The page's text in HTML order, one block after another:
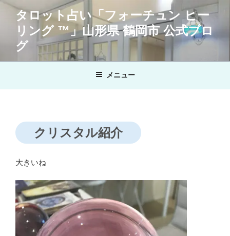
キ
タロット占い「フォーチュン ヒー
リング ™」山形県 鶴岡市 公式ブロ
グ
メニュー
クリスタル紹介
大きいね